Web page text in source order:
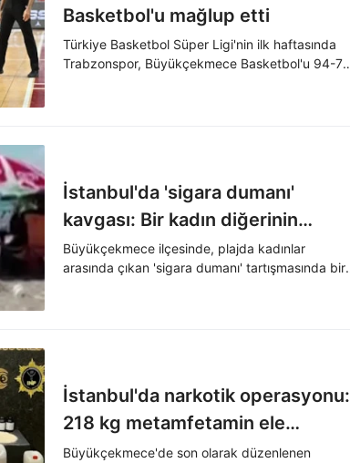
Basketbol'u mağlup etti
Türkiye Basketbol Süper Ligi'nin ilk haftasında
Trabzonspor, Büyükçekmece Basketbol'u 94-76
İstanbul'da 'sigara dumanı'
kavgası: Bir kadın diğerinin
kolunu ısırdı
Büyükçekmece ilçesinde, plajda kadınlar
arasında çıkan 'sigara dumanı' tartışmasında bir
İstanbul'da narkotik operasyonu:
218 kg metamfetamin ele
geçirildi
Büyükçekmece'de son olarak düzenlenen